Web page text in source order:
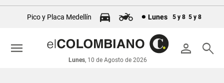
económicos
Colombia
Pico y Placa Medellín Lunes 5 y 8 5 y 8
person search
Lunes, 10 de Agosto de 2026
menu